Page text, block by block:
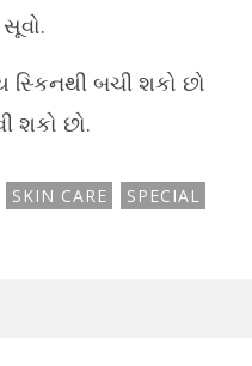
સ્કિનથી બચી શકો છો
શકો છો.
SKIN CARE
SPECIAL